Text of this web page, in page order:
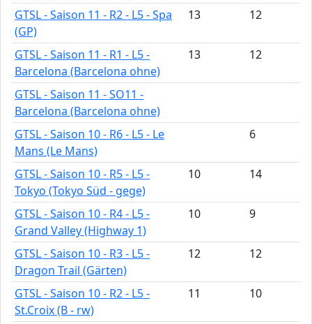
GTSL - Saison 11 - R2 - L5 - Spa
(GP)
13 12
GTSL - Saison 11 - R1 - L5 -
Barcelona (Barcelona ohne)
13 12
GTSL - Saison 11 - SO11 -
Barcelona (Barcelona ohne)
GTSL - Saison 10 - R6 - L5 - Le
Mans (Le Mans)
6
GTSL - Saison 10 - R5 - L5 -
Tokyo (Tokyo Süd - gege)
10 14
GTSL - Saison 10 - R4 - L5 -
Grand Valley (Highway 1)
10 9
GTSL - Saison 10 - R3 - L5 -
Dragon Trail (Gärten)
12 12
GTSL - Saison 10 - R2 - L5 -
St.Croix (B - rw)
11 10